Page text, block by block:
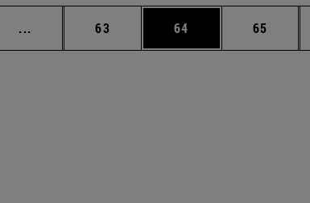
... Páginas intermedias Use TAB para desplazarse.
Página
63 Página
64 Página
65